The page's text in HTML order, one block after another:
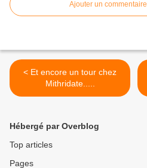
Ajouter un commentaire
< Et encore un tour chez
Mithridate.....
Hébergé par Overblog
Top articles
Pages